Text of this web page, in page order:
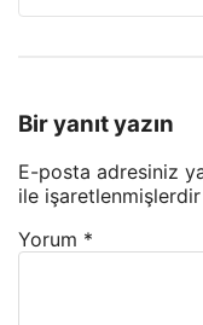
Bir yanıt yazın
E-posta adresiniz
ile işaretlenmişlerdir
Yorum *